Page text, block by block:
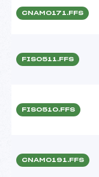
CNAM0171.FFS
FIS0511.FFS
FIS0510.FFS
CNAM0191.FFS